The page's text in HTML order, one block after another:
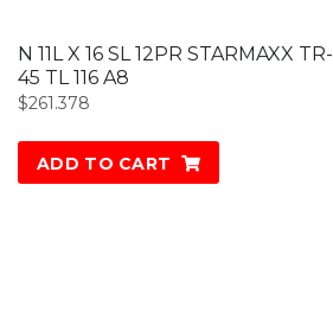
N 11L X 16 SL 12PR STARMAXX TR-
45 TL 116 A8
$261.378
ADD TO CART